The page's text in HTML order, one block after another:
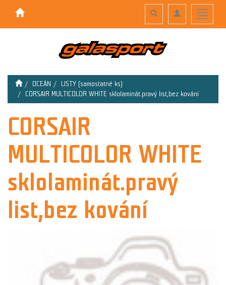
Toggle
Toggle
navigation
Toggle
search
OCEÁN
LISTY (samostatné ks)
CORSAIR MULTICOLOR WHITE sklolaminát.pravý list,bez kování
CORSAIR
MULTICOLOR WHITE
sklolaminát.pravý
list,bez kování